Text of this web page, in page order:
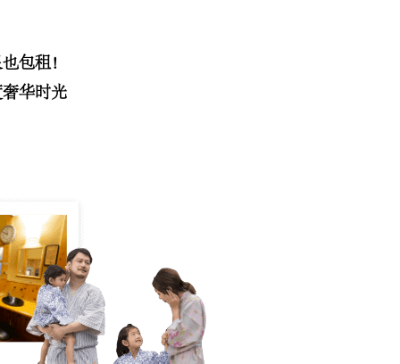
包租！
华时光